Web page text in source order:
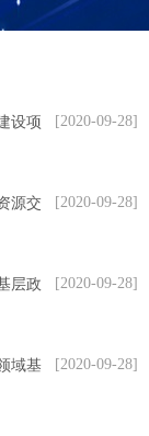
[2020-09-28]
设项
[2020-09-28]
源交
[2020-09-28]
层政
[2020-09-28]
域基